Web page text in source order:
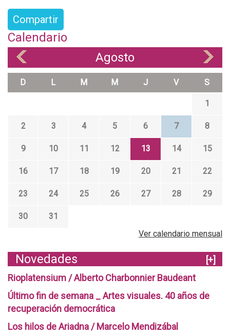
Compartir
Calendario
Agosto
D L M M J V S
1
2 3 4 5 6 7 8
9 10 11 12 13 14 15
16 17 18 19 20 21 22
23 24 25 26 27 28 29
30
31
Ver calendario mensual
Novedades
[+]
Rioplatensium / Alberto Charbonnier Baudeant
Último fin de semana _ Artes visuales. 40 años de
recuperación democrática
Los hilos de Ariadna / Marcelo Mendizábal